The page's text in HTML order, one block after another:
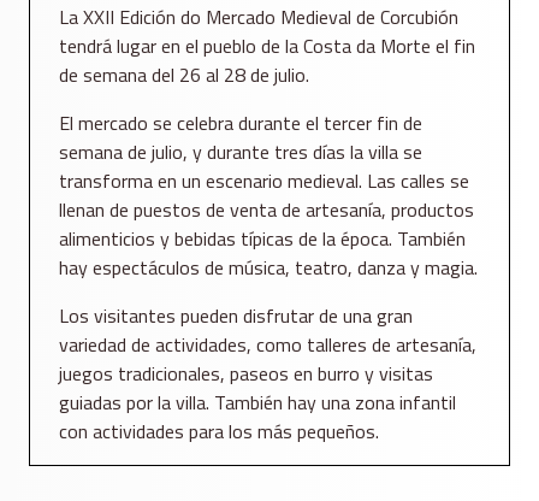
La XXII Edición do Mercado Medieval de Corcubión
tendrá lugar en el pueblo de la Costa da Morte el fin
de semana del 26 al 28 de julio.
El mercado se celebra durante el tercer fin de
semana de julio, y durante tres días la villa se
transforma en un escenario medieval. Las calles se
llenan de puestos de venta de artesanía, productos
alimenticios y bebidas típicas de la época. También
hay espectáculos de música, teatro, danza y magia.
Los visitantes pueden disfrutar de una gran
variedad de actividades, como talleres de artesanía,
juegos tradicionales, paseos en burro y visitas
guiadas por la villa. También hay una zona infantil
con actividades para los más pequeños.